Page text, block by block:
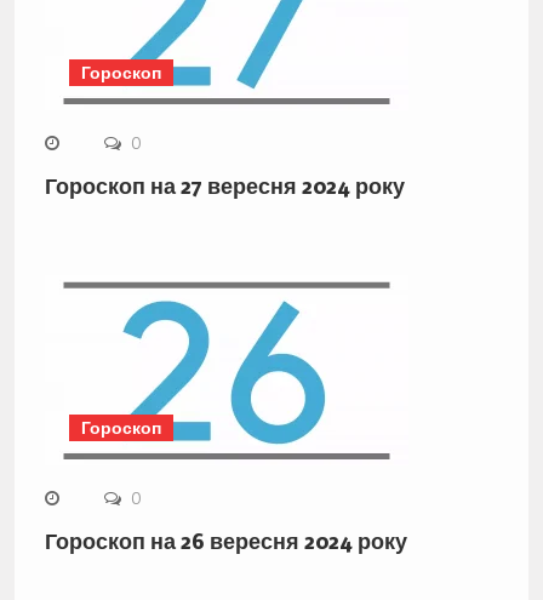
Гороскоп
0
Гороскоп на 27 вересня 2024 року
Гороскоп
0
Гороскоп на 26 вересня 2024 року